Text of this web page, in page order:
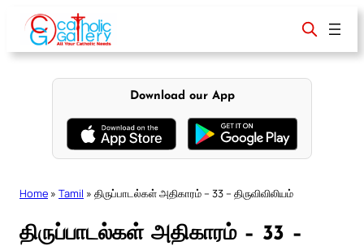
content
Download our App
Home » Tamil » திருப்பாடல்கள் அதிகாரம் – 33 – திருவிவிலியம்
திருப்பாடல்கள் அதிகாரம் – 33 –